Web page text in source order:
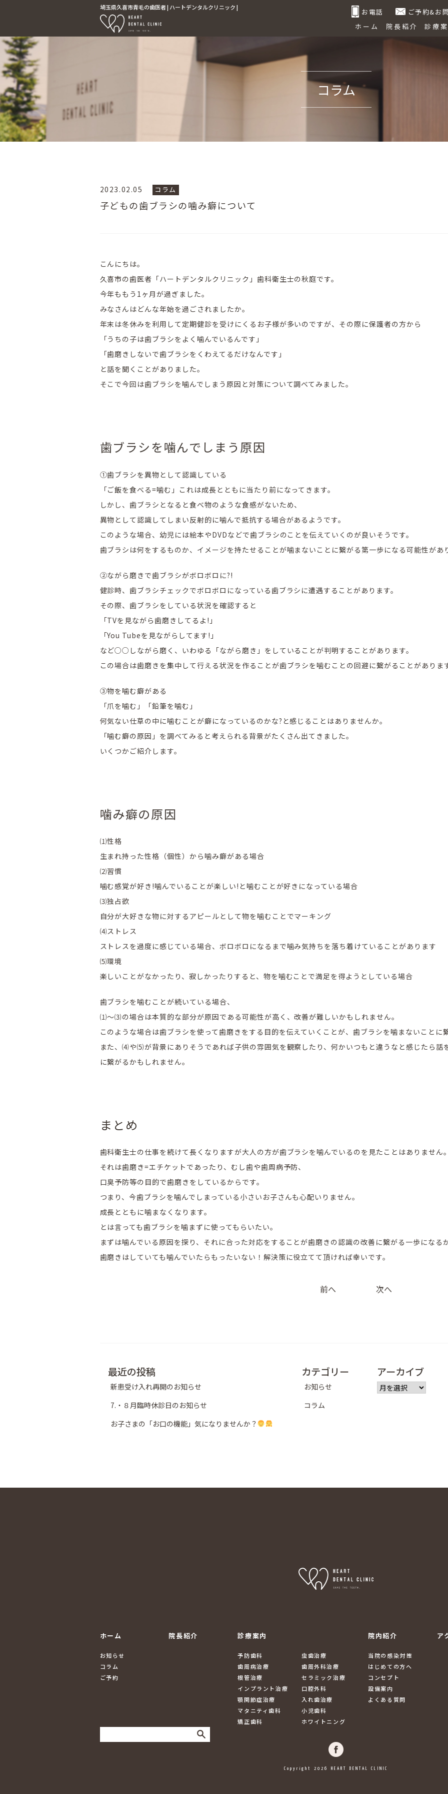
埼玉県久喜市青毛の歯医者 | ハートデンタルクリニック | お電話
ご予約&お
ホーム
院長紹介 診療
コラム
2023.02.05 コラム
子どもの歯ブラシの噛み癖について
こんにちは。
久喜市の歯医者「ハートデンタルクリニック」歯科衛生士の秋庭です。
今年ももう1ヶ月が過ぎました。
みなさんはどんな年始を過ごされましたか。
年末は冬休みを利用して定期健診を受けにくるお子様が多いのですが、その際に保護者の方から
「うちの子は歯ブラシをよく噛んでいるんです」
「歯磨きしないで歯ブラシをくわえてるだけなんです」
と話を聞くことがありました。
そこで今回は歯ブラシを噛んでしまう原因と対策について調べてみました。
歯ブラシを噛んでしまう原因
①歯ブラシを異物として認識している
「ご飯を食べる=噛む」これは成長とともに当たり前になってきます。
しかし、歯ブラシとなると食べ物のような食感がないため、
異物として認識してしまい反射的に噛んで抵抗する場合があるようです。
このような場合、幼児には絵本やDVDなどで歯ブラシのことを伝えていくのが良いそうです。
歯ブラシは何をするものか、イメージを持たせることが噛まないことに繋がる第一歩になる可能性があ
②ながら磨きで歯ブラシがボロボロに?!
健診時、歯ブラシチェックでボロボロになっている歯ブラシに遭遇することがあります。
その際、歯ブラシをしている状況を確認すると
「TVを見ながら歯磨きしてるよ!」
「You Tubeを見ながらしてます!」
など○○しながら磨く、いわゆる「ながら磨き」をしていることが判明することがあります。
この場合は歯磨きを集中して行える状況を作ることが歯ブラシを噛むことの回避に繋がることがあります
③物を噛む癖がある
「爪を噛む」「鉛筆を噛む」
何気ない仕草の中に噛むことが癖になっているのかな?と感じることはありませんか。
「噛む癖の原因」を調べてみると考えられる背景がたくさん出てきました。
いくつかご紹介します。
噛み癖の原因
⑴性格
生まれ持った性格（個性）から噛み癖がある場合
⑵習慣
噛む感覚が好き!噛んでいることが楽しい!と噛むことが好きになっている場合
⑶独占欲
自分が大好きな物に対するアピールとして物を噛むことでマーキング
⑷ストレス
ストレスを過度に感じている場合、ボロボロになるまで噛み気持ちを落ち着けていることがあります
⑸環境
楽しいことがなかったり、寂しかったりすると、物を噛むことで満足を得ようとしている場合
歯ブラシを噛むことが続いている場合、
⑴〜⑶の場合は本質的な部分が原因である可能性が高く、改善が難しいかもしれません。
このような場合は歯ブラシを使って歯磨きをする目的を伝えていくことが、歯ブラシを噛まないことに
また、⑷や⑸が背景にありそうであれば子供の雰囲気を観察したり、何かいつもと違うなと感じたら話
に繋がるかもしれません。
まとめ
歯科衛生士の仕事を続けて長くなりますが大人の方が歯ブラシを噛んでいるのを見たことはありません。
それは歯磨き=エチケットであったり、むし歯や歯周病予防、
口臭予防等の目的で歯磨きをしているからです。
つまり、今歯ブラシを噛んでしまっている小さいお子さんも心配いりません。
成長とともに噛まなくなります。
とは言っても歯ブラシを噛まずに使ってもらいたい。
まずは噛んでいる原因を探り、それに合った対応をすることが歯磨きの認識の改善に繋がる一歩になる
歯磨きはしていても噛んでいたらもったいない！解決策に役立てて頂ければ幸いです。
ー
前へ 次へ
最近の投稿
新患受け入れ再開のお知らせ
7.・８月臨時休診日のお知らせ
お子さまの「お口の機能」気になりませんか？
カテゴリー
お知らせ
コラム
アーカイブ
ア
ー
ホーム
お知らせ
コラム
ご予約
院長紹介 診療案内
予防歯科
虫歯治療
歯周病治療
歯周外科治療
根管治療
セラミック治療
インプラント治療
口腔外科
顎関節症治療
入れ歯治療
マタニティ歯科
小児歯科
矯正歯科
ホワイトニング
院内紹介
当院の感染対策
はじめての方へ
コンセプト
設備案内
よくある質問
ア
Copyright 2026 HEART DENTAL CLINIC